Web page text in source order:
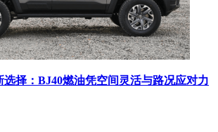
选择：BJ40燃油凭空间灵活与路况应对力